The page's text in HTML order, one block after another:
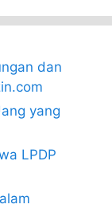
dan
yang
LPDP